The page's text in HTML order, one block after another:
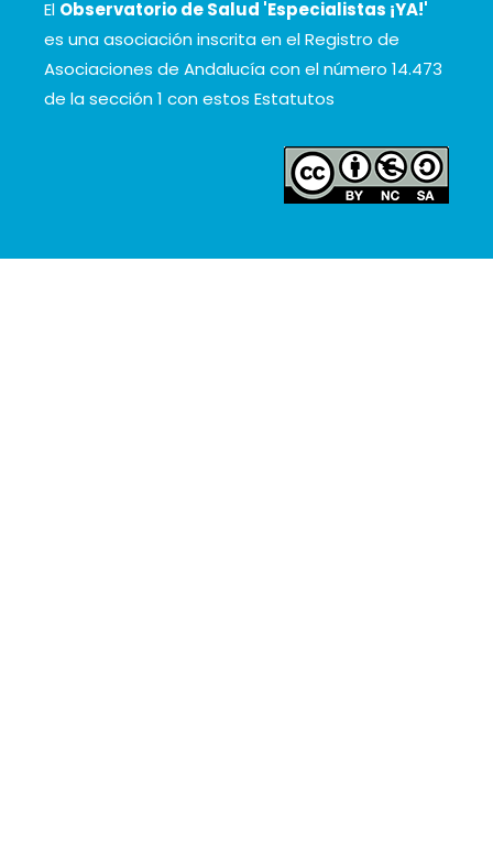
El Observatorio de Salud 'Especialistas ¡YA!'
es una asociación inscrita en el Registro de
Asociaciones de Andalucía con el número 14.473
de la sección 1 con estos Estatutos